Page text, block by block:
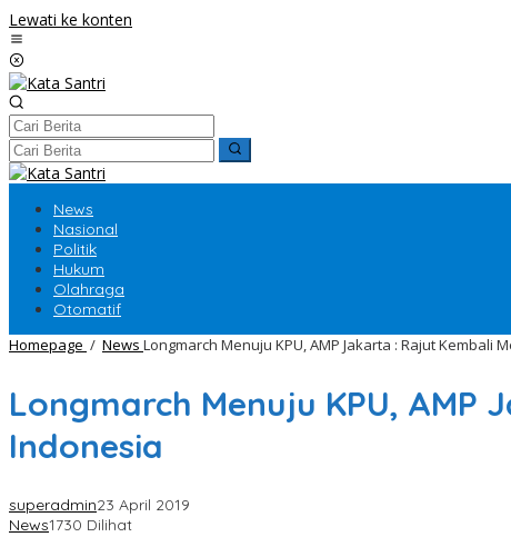
Lewati ke konten
News
Nasional
Politik
Hukum
Olahraga
Otomatif
Homepage / News Longmarch Menuju KPU, AMP Jakarta : Rajut
Longmarch Menuju KPU,
Indonesia
superadmin23 April 2019
News1730 Dilihat